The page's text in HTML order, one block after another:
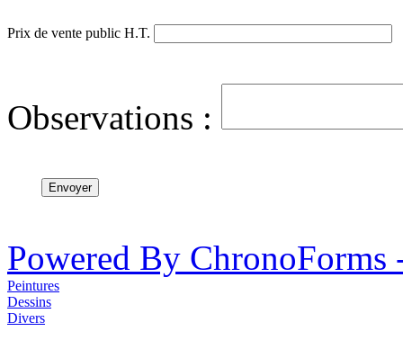
Prix de vente public H.T.
Observations :
Powered By ChronoForms
Peintures
Dessins
Divers